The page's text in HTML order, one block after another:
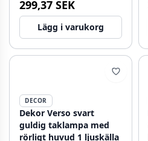
299,37 SEK
Lägg i varukorg
DECOR
Dekor Verso svart
guldig taklampa med
rörligt huvud 1 ljuskälla